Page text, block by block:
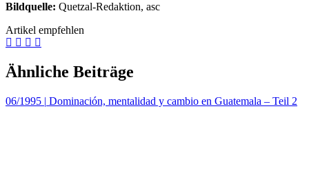
Bildquelle: Quetzal-Redaktion, asc
Artikel empfehlen
Ähnliche Beiträge
06/1995 | Dominación, mentalidad y cambio en Guatemala – Teil 2